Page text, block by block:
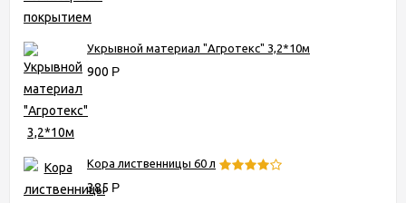
Укрывной материал "Агротекс" 3,2*10м
900 Р
Кора лиственницы 60 л
385 Р